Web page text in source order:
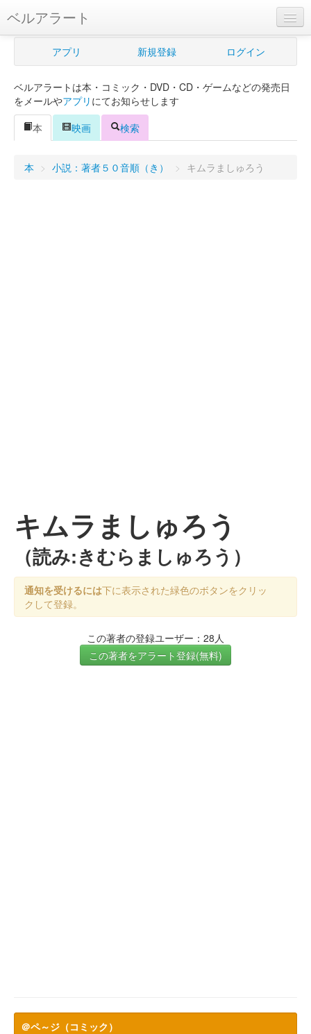
ベルアラート
ベルアラートとは
新規登録
ログイン
アプリ 新規登録 ログイン
ベルアラートは本・コミック・DVD・CD・ゲームなどの発売日
をメールやアプリ にてお知らせします
本
映画 検索
本 > 小説：著者５０音順（き） > キムラましゅろう
キムラましゅろう
（読み:きむらましゅろう）
通知を受けるには下に表示された緑色のボタンをクリッ
クして登録。
この著者の登録ユーザー：28人
この著者をアラート登録(無料)
＠ペ～ジ（コミック）